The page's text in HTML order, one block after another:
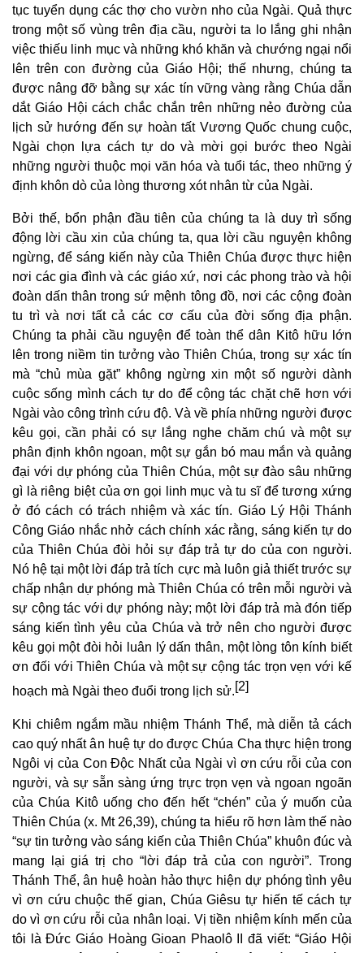
tục tuyển dụng các thợ cho vườn nho của Ngài. Quả thực
trong một số vùng trên địa cầu, người ta lo lắng ghi nhận
việc thiếu linh mục và những khó khăn và chướng ngại nổi
lên trên con đường của Giáo Hội; thế nhưng, chúng ta
được nâng đỡ bằng sự xác tín vững vàng rằng Chúa dẫn
dắt Giáo Hội cách chắc chắn trên những nẻo đường của
lịch sử hướng đến sự hoàn tất Vương Quốc chung cuộc,
Ngài chọn lựa cách tự do và mời gọi bước theo Ngài
những người thuộc mọi văn hóa và tuổi tác, theo những ý
định khôn dò của lòng thương xót nhân từ của Ngài.
Bởi thế, bổn phận đầu tiên của chúng ta là duy trì sống
động lời cầu xin của chúng ta, qua lời cầu nguyện không
ngừng, để sáng kiến này của Thiên Chúa được thực hiện
nơi các gia đình và các giáo xứ, nơi các phong trào và hội
đoàn dấn thân trong sứ mệnh tông đồ, nơi các cộng đoàn
tu trì và nơi tất cả các cơ cấu của đời sống địa phận.
Chúng ta phải cầu nguyện để toàn thể dân Kitô hữu lớn
lên trong niềm tin tưởng vào Thiên Chúa, trong sự xác tín
mà “chủ mùa gặt” không ngừng xin một số người dành
cuộc sống mình cách tự do để cộng tác chặt chẽ hơn với
Ngài vào công trình cứu độ. Và về phía những người được
kêu gọi, cần phải có sự lắng nghe chăm chú và một sự
phân định khôn ngoan, một sự gắn bó mau mắn và quảng
đại với dự phóng của Thiên Chúa, một sự đào sâu những
gì là riêng biệt của ơn gọi linh mục và tu sĩ để tương xứng
ở đó cách có trách nhiệm và xác tín. Giáo Lý Hội Thánh
Công Giáo nhắc nhở cách chính xác rằng, sáng kiến tự do
của Thiên Chúa đòi hỏi sự đáp trả tự do của con người.
Nó hệ tại một lời đáp trả tích cực mà luôn giả thiết trước sự
chấp nhận dự phóng mà Thiên Chúa có trên mỗi người và
sự cộng tác với dự phóng này; một lời đáp trả mà đón tiếp
sáng kiến tình yêu của Chúa và trở nên cho người được
kêu gọi một đòi hỏi luân lý dấn thân, một lòng tôn kính biết
ơn đối với Thiên Chúa và một sự cộng tác trọn vẹn với kế
hoạch mà Ngài theo đuổi trong lịch sử.[2]
Khi chiêm ngắm mầu nhiệm Thánh Thể, mà diễn tả cách
cao quý nhất ân huệ tự do được Chúa Cha thực hiện trong
Ngôi vị của Con Độc Nhất của Ngài vì ơn cứu rỗi của con
người, và sự sẵn sàng ứng trực trọn vẹn và ngoan ngoãn
của Chúa Kitô uống cho đến hết “chén” của ý muốn của
Thiên Chúa (x. Mt 26,39), chúng ta hiểu rõ hơn làm thế nào
“sự tin tưởng vào sáng kiến của Thiên Chúa” khuôn đúc và
mang lại giá trị cho “lời đáp trả của con người”. Trong
Thánh Thể, ân huệ hoàn hảo thực hiện dự phóng tình yêu
vì ơn cứu chuộc thế gian, Chúa Giêsu tự hiến tế cách tự
do vì ơn cứu rỗi của nhân loại. Vị tiền nhiệm kính mến của
tôi là Đức Giáo Hoàng Gioan Phaolô II đã viết: “Giáo Hội